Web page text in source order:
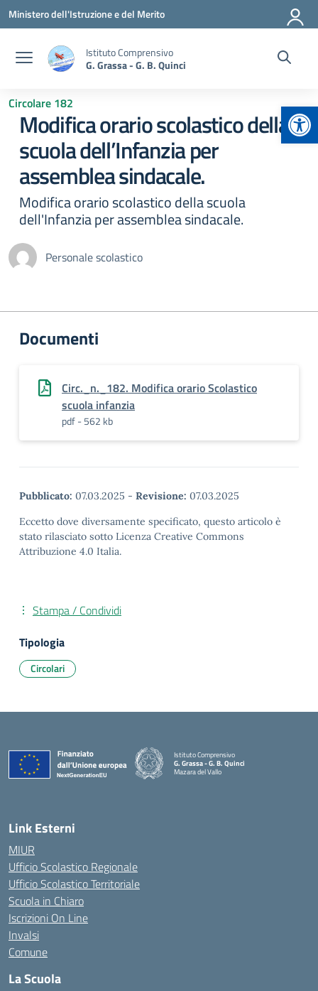
Vai ai contenuti
Vai al menu di navigazione
Vai al footer
Ministero dell'Istruzione e del Merito
Istituto Comprensivo
G. Grassa - G. B. Quinci
Circolare 182
Modifica orario scolastico della
scuola dell’Infanzia per
assemblea sindacale.
Modifica orario scolastico della scuola
dell'Infanzia per assemblea sindacale.
Personale scolastico
Documenti
Circ._n._182. Modifica orario Scolastico
scuola infanzia
pdf - 562 kb
Pubblicato: 07.03.2025 - Revisione: 07.03.2025
Eccetto dove diversamente specificato, questo articolo è
stato rilasciato sotto Licenza Creative Commons
Attribuzione 4.0 Italia.
Stampa / Condividi
Tipologia
Circolari
Istituto Comprensivo
G. Grassa - G. B. Quinci
Mazara del Vallo
Link Esterni
MIUR
Ufficio Scolastico Regionale
Ufficio Scolastico Territoriale
Scuola in Chiaro
Iscrizioni On Line
Invalsi
Comune
La Scuola